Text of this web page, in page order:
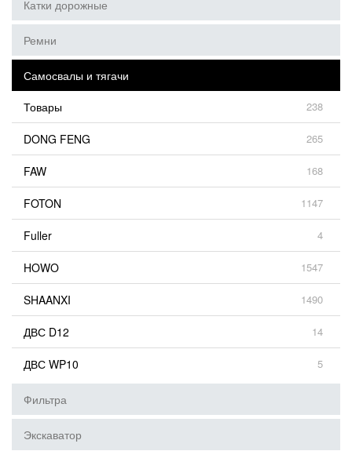
Катки дорожные
Ремни
Самосвалы и тягачи
Товары
238
DONG FENG 265
FAW 168
FOTON 1147
Fuller 4
HOWO 1547
SHAANXI 1490
ДВС D12 14
ДВС WP10 5
Фильтра
Экскаватор